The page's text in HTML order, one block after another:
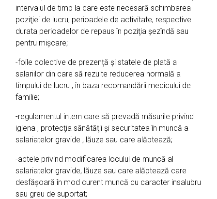
intervalul de timp la care este necesară schimbarea
poziţiei de lucru, perioadele de activitate, respective
durata perioadelor de repaus în poziţia şezîndă sau
pentru mişcare;
-foile colective de prezenţă şi statele de plată a
salariilor din care să rezulte reducerea normală a
timpului de lucru , în baza recomandării medicului de
familie;
-regulamentul intern care să prevadă măsurile privind
igiena , protecţia sănătăţii şi securitatea în muncă a
salariatelor gravide , lăuze sau care alăptează;
-actele privind modificarea locului de muncă al
salariatelor gravide, lăuze sau care alăptează care
desfăşoară în mod curent muncă cu caracter insalubru
sau greu de suportat;